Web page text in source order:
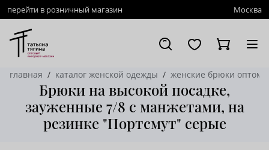
перейти в розничный магазин Москва
главная каталог женской одежды женские брюки оптом
Брюки на высокой посадке,
зауженные 7/8 с манжетами, на
резинке "Портсмут" серые